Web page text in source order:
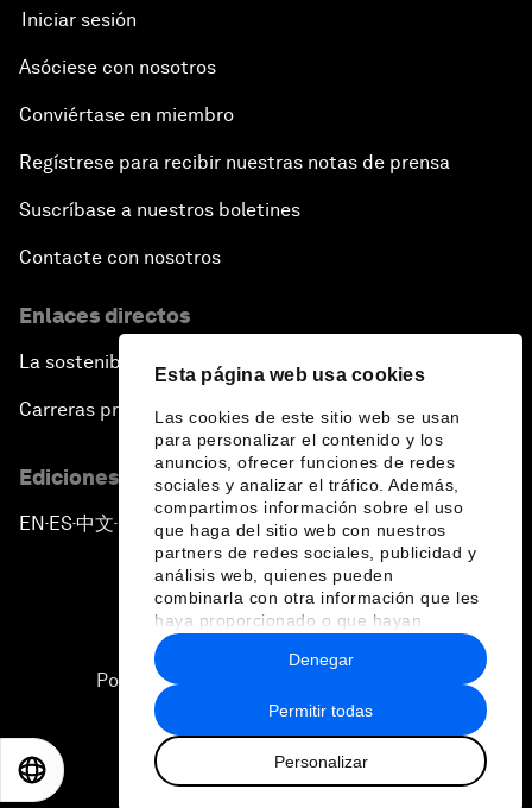
Esta página web usa cookies
Las cookies de este sitio web se usan
para personalizar el contenido y los
anuncios, ofrecer funciones de redes
sociales y analizar el tráfico. Además,
compartimos información sobre el uso
que haga del sitio web con nuestros
partners de redes sociales, publicidad y
análisis web, quienes pueden
combinarla con otra información que les
haya proporcionado o que hayan
recopilado a partir del uso que haya
hecho de sus servicios.
Permitir todas
Personalizar
Denegar
Iniciar sesión
Asóciese con nosotros
Conviértase en miembro
Regístrese para recibir nuestras notas de prensa
Suscríbase a nuestros boletines
Contacte con nosotros
Enlaces directos
La sostenibilidad en el Foro
Carreras profesionales
Ediciones en otros idiomas
EN ▪ES▪中文▪ 日本語
Política de privacidad y normas de uso
Sitemap
2026 Foro Económico Mundial